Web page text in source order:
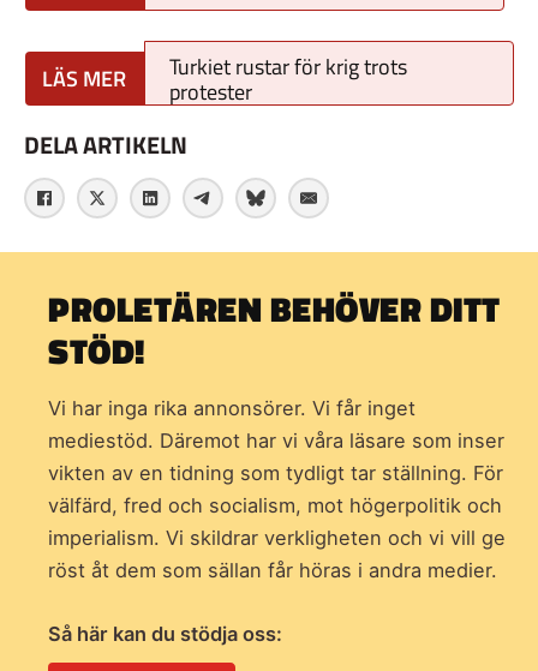
Turkiet rustar för krig trots
protester
DELA ARTIKELN
PROLETÄREN BEHÖVER DITT
STÖD!
Vi har inga rika annonsörer. Vi får inget
mediestöd. Däremot har vi våra läsare som inser
vikten av en tidning som tydligt tar ställning. För
välfärd, fred och socialism, mot högerpolitik och
imperialism. Vi skildrar verkligheten och vi vill ge
röst åt dem som sällan får höras i andra medier.
Så här kan du stödja oss: